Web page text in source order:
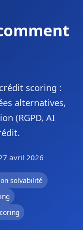
scoring :
alternatives,
(RGPD, AI
avril 2026
solvabilité